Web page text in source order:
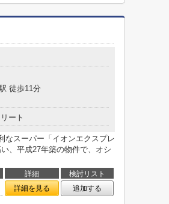
徒歩11分
ート
なスーパー「イオンエクスプレ
、平成27年築の物件で、オシ
詳細
検討リスト
詳細を見る 追加する